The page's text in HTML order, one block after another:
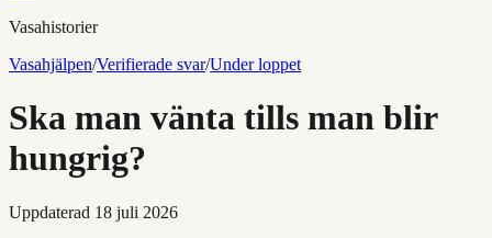
Vasahistorier
Vasahjälpen/Verifierade svar/Under loppet
Ska man vänta tills man blir
hungrig?
Uppdaterad 18 juli 2026